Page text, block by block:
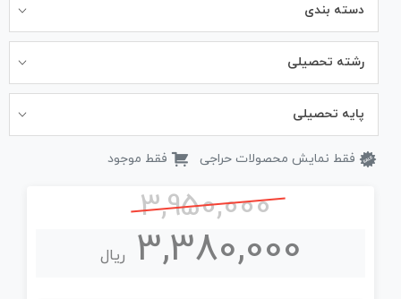
دسته بندی
رشته تحصیلی
پایه تحصیلی
فقط نمایش محصولات حراجی فقط موجود
3,950,000
3,380,000 ریال